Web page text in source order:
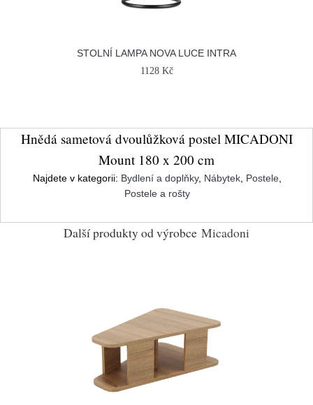
STOLNÍ LAMPA NOVA LUCE INTRA
1128 Kč
Hnědá sametová dvoulůžková postel MICADONI
Mount 180 x 200 cm
Najdete v kategorii: Bydlení a doplňky, Nábytek Postele
Postele a rošty
Další produkty od výrobce Micadoni